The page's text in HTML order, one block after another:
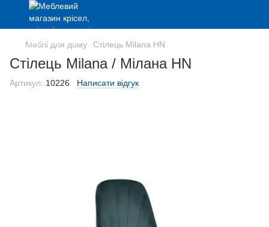
Меблі для дому Стілець Milana HN
Стілець Milana / Мілана HN
Артикул: 10226 Написати відгук